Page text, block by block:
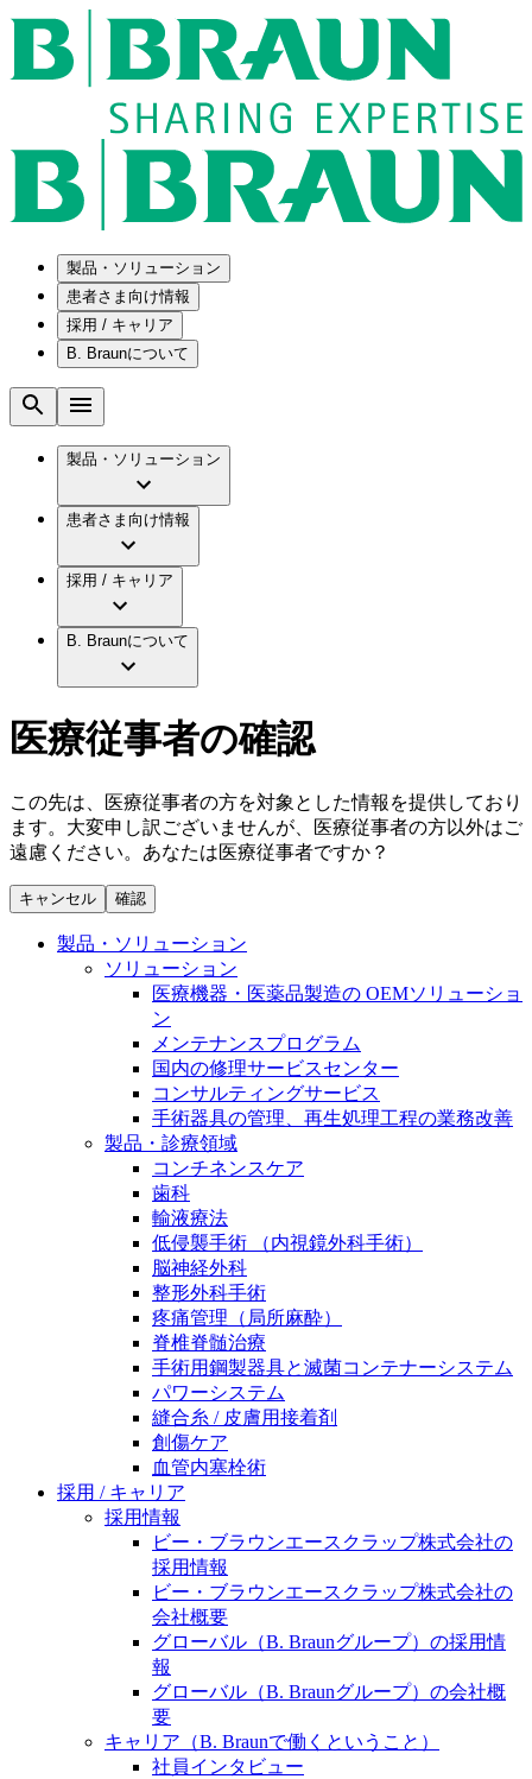
製品・ソリューション
ソリューション
メンテナンスプログラム
国内の修理サービスセンター
手術器具の管理、再生処理工程の業務改善
製品・診療領域
歯科
低侵襲手術 （内視鏡外科手術）
整形外科手術
疼痛管理（局所麻酔）
手術用鋼製器具と滅菌コンテナーシステム
パワーシステム
縫合糸 / 皮膚用接着剤
創傷ケア
血管内塞栓術
ソリューション
製品・診療領域
製品ポートフォリオ​
こちらの製品ポートフォリオからも、製品をお探しい
ただくことができます。
販売代理店さま向け情報​
患者さま向け情報
腰椎椎間板ヘルニアについて
水頭症について
慢性創傷の治癒
アクトリーン ハイライト カテ
アクトリーン ハイライト セット
疾患・症状
膝関節の構造とその疾患
身体の中で最も大きい関節である膝関節。日常の生活
を支える、その機能や特徴とは？傷めてしまった場合
には、どのような治療の選択肢があるのでしょう。
水頭症について
「水頭症」とはどのような疾患なのでしょう。成人に
多い水頭症と、小児に多い水頭症の特徴と症状、検査
や治療法など「水頭症」の概要を知っていただくこと
ができます。
採用 / キャリア
ビー・ブラウンエースクラップ株式会社の
ビー・ブラウンエースクラップ株式会社の
会社概要
報
要
キャリア（B. Braunで働くということ）
社員インタビュー
グローバルの社員ストーリー
採用情報
キャリア（B. Braunで働くということ）
採用情報
ビー・ブラウンエースクラッﾌﾟで新たな可能性を見つ
けませんか？現在募集中のポジションをご覧いただけ
B. Braunについて
ビジョンとバリュー
ブランド
ついて
イノベーション
私たちの責任
サステナビリティ
コンプライアンス
お問合せ
お問合せフォーム
取材・撮影のお申込み
ニュースリリース
医療従事者さま向けニュース
私たちの責任
お問合せ
ニューススペース
エースクラップアカデミー
医療に携わるあらゆる方々に、学びと情報共有の場を
提供していくことを目指します。
製品・ソリューション
患者さま向け情報
採用 / キャリア
B. Braunについて
医療従事者の確認
この先は、医療従事者の方を対象とした情報を提供しており
ます。大変申し訳ございませんが、医療従事者の方以外はご
遠慮ください。あなたは医療従事者ですか？
キャンセル 確認
製品・ソリューション
ソリューション
医療機器・医薬品製造の OEMソリューショ
ン
メンテナンスプログラム
国内の修理サービスセンター
コンサルティングサービス
手術器具の管理、再生処理工程の業務改善
製品・診療領域
コンチネンスケア
歯科
輸液療法
低侵襲手術 （内視鏡外科手術）
脳神経外科
整形外科手術
疼痛管理（局所麻酔）
脊椎脊髄治療
手術用鋼製器具と滅菌コンテナーシステム
パワーシステム
縫合糸 / 皮膚用接着剤
創傷ケア
血管内塞栓術
採用 / キャリア
採用情報
ビー・ブラウンエースクラップ株式会社の
採用情報
ビー・ブラウンエースクラップ株式会社の
会社概要
グローバル（B. Braunグループ）の採用情
報
グローバル（B. Braunグループ）の会社概
要
キャリア（B. Braunで働くということ）
社員インタビュー